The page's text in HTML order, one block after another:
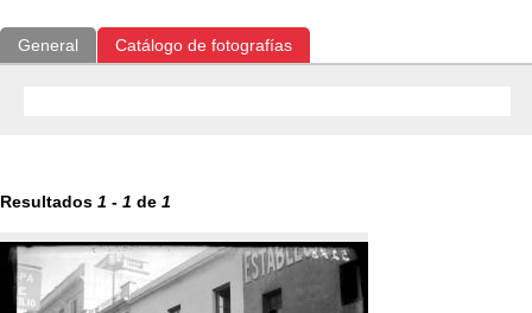
General Catálogo de fotografías
Resultados 1 - 1 de 1